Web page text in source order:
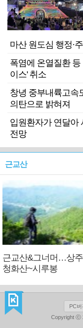
마산 원도심 행정·
폭염에 온열질환
이스' 취소
창녕 중부내륙고
의탄으로 밝혀져
입원환자가 연달아
전망
근교산
근교산&그너머…상주
청화산~시루봉
PC버
Copyright ⓒ